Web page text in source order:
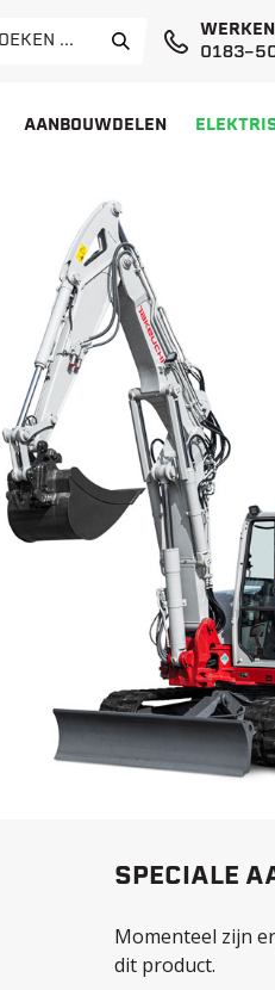
0183-
AANBOUWDELEN
SPECIALE
Momenteel zijn
dit product.